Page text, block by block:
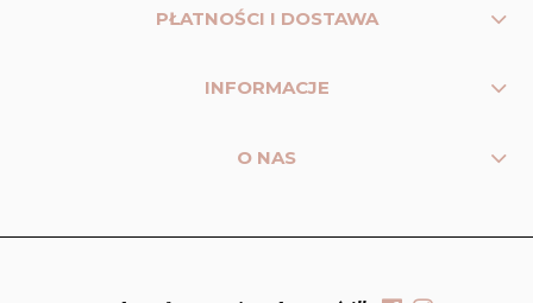
PŁATNOŚCI I DOSTAWA
INFORMACJE
O NAS